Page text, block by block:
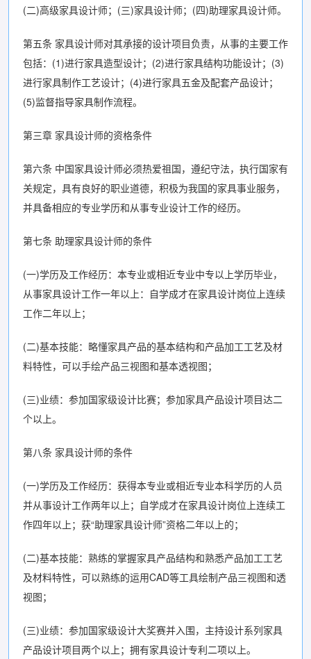
(二)高级家具设计师；(三)家具设计师；(四)助理家具设计师。
第五条 家具设计师对其承接的设计项目负责，从事的主要工作
包括：(1)进行家具造型设计；(2)进行家具结构功能设计；(3)
进行家具制作工艺设计；(4)进行家具五金及配套产品设计；
(5)监督指导家具制作流程。
第三章 家具设计师的资格条件
第六条 中国家具设计师必须热爱祖国，遵纪守法，执行国家有
关规定，具有良好的职业道德，积极为我国的家具事业服务，
并具备相应的专业学历和从事专业设计工作的经历。
第七条 助理家具设计师的条件
(一)学历及工作经历：本专业或相近专业中专以上学历毕业，
从事家具设计工作一年以上：自学成才在家具设计岗位上连续
工作二年以上；
(二)基本技能：略懂家具产品的基本结构和产品加工工艺及材
料特性，可以手绘产品三视图和基本透视图；
(三)业绩：参加国家级设计比赛；参加家具产品设计项目达二
个以上。
第八条 家具设计师的条件
(一)学历及工作经历：获得本专业或相近专业本科学历的人员
并从事设计工作两年以上；自学成才在家具设计岗位上连续工
作四年以上；获“助理家具设计师”资格二年以上的；
(二)基本技能：熟练的掌握家具产品结构和熟悉产品加工工艺
及材料特性，可以熟练的运用CAD等工具绘制产品三视图和透
视图；
(三)业绩：参加国家级设计大奖赛并入围，主持设计系列家具
产品设计项目两个以上；拥有家具设计专利二项以上。